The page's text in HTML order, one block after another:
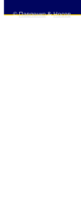
©Павленко&Носов